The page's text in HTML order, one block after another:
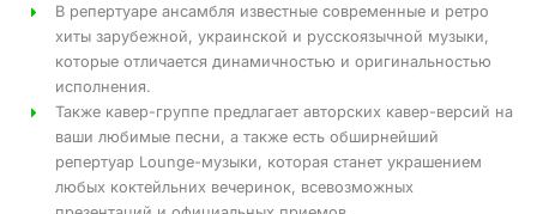
В репертуаре ансамбля известные современные и ретро
хиты зарубежной, украинской и русскоязычной музыки,
которые отличается динамичностью и оригинальностью
исполнения.
Также кавер-группе предлагает авторских кавер-версий на
ваши любимые песни, а также есть обширнейший
репертуар Lounge-музыки, которая станет украшением
любых коктейльних вечеринок, всевозможных